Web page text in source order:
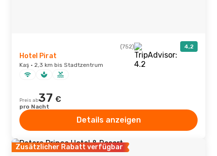
(752) 4,2
Hotel Pirat
Kaş · 2,3 km bis Stadtzentrum
Preis ab37 €
pro Nacht
Details anzeigen
Zusätzlicher Rabatt verfügbar